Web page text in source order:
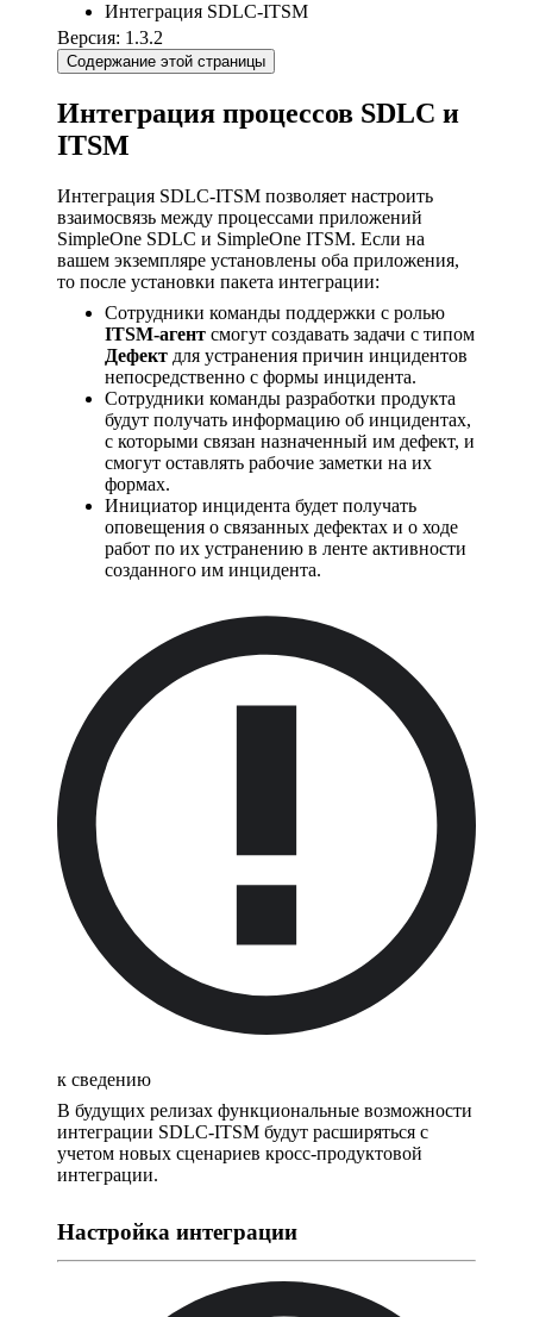
Интеграция SDLC-ITSM
Версия: 1.3.2
Содержание этой страницы
Интеграция процессов SDLC и
ITSM
Интеграция SDLC-ITSM позволяет настроить
взаимосвязь между процессами приложений
SimpleOne SDLC и SimpleOne ITSM. Если на
вашем экземпляре установлены оба приложения,
то после установки пакета интеграции:
Сотрудники команды поддержки с ролью
ITSM-агент смогут создавать задачи с типом
Дефект для устранения причин инцидентов
непосредственно с формы инцидента.
Сотрудники команды разработки продукта
будут получать информацию об инцидентах,
с которыми связан назначенный им дефект, и
смогут оставлять рабочие заметки на их
формах.
Инициатор инцидента будет получать
оповещения о связанных дефектах и о ходе
работ по их устранению в ленте активности
созданного им инцидента.
к сведению
В будущих релизах функциональные возможности
интеграции SDLC-ITSM будут расширяться с
учетом новых сценариев кросс-продуктовой
интеграции.
Настройка интеграции